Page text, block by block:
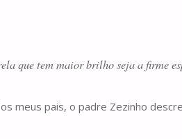
que tem maior brilho seja a firme
meus pais, o padre Zezinho